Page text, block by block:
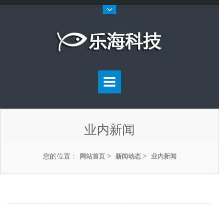
业内新闻
您的位置： 网站首页> 新闻动态> 业内新闻